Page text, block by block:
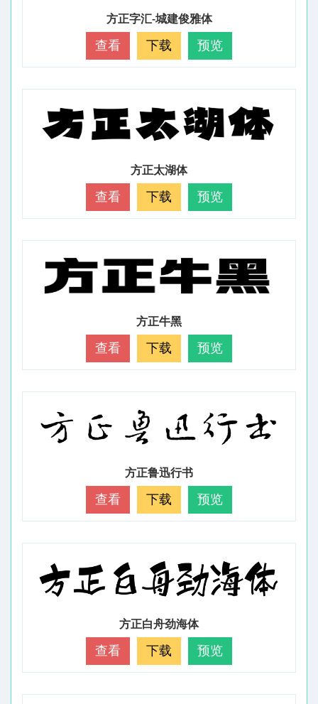
方正字汇-城建俊雅体
查看 下载 预览
方正太湖体
查看 下载 预览
方正牛黑
查看 下载 预览
方正鲁迅行书
查看 下载 预览
方正白舟劲海体
查看 下载 预览